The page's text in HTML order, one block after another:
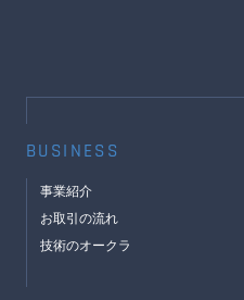
BUSINESS
事業紹介
お取引の流れ
技術のオークラ